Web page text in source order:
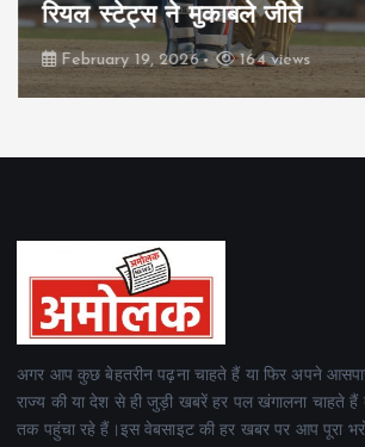
रियल स्टेट्स ने मुकाबले जीते
February 19, 2026 164 views
अगर आप कुछ बेहतरीन पढ़ना चाहते हैं या फिर अपने
राज्य की या देश से ही जुड़ी खबरें हर पल खंगालना चाहते
तक पहुंचा रहे हैं।इस वेबसाइट की हर खबर पर आप पूरा